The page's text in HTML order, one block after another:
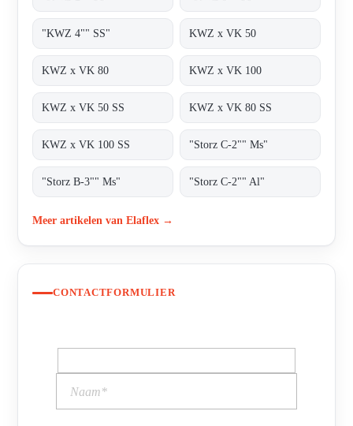
"KWZ 4"" SS" KWZ x VK 50
KWZ x VK 80 KWZ x VK 100
KWZ x VK 50 SS KWZ x VK 80 SS
KWZ x VK 100 SS "Storz C-2"" Ms"
"Storz B-3"" Ms" "Storz C-2"" Al"
Meer artikelen van Elaflex →
CONTACTFORMULIER